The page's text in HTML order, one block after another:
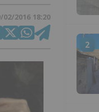
02/2016 18:20
2